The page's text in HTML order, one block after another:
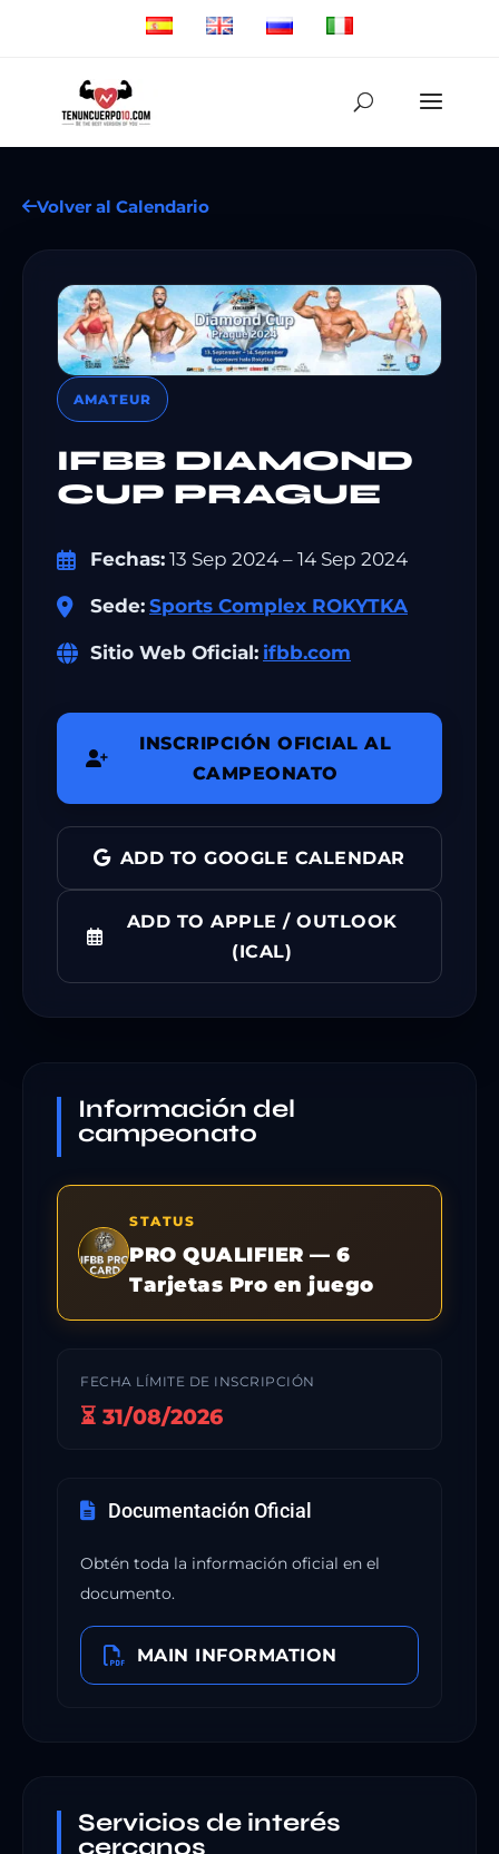
Volver al Calendario
AMATEUR
IFBB DIAMOND
CUP PRAGUE
Fechas: 13 Sep 2024 – 14 Sep 2024
Sede: Sports Complex ROKYTKA
Sitio Web Oficial: ifbb.com
INSCRIPCIÓN OFICIAL AL
CAMPEONATO
ADD TO GOOGLE CALENDAR
ADD TO APPLE / OUTLOOK
(ICAL)
Información del
campeonato
STATUS
PRO QUALIFIER — 6
Tarjetas Pro en juego
FECHA LÍMITE DE INSCRIPCIÓN
⏳ 31/08/2026
Documentación Oficial
Obtén toda la información oficial en el
documento.
MAIN INFORMATION
Servicios de interés
cercanos